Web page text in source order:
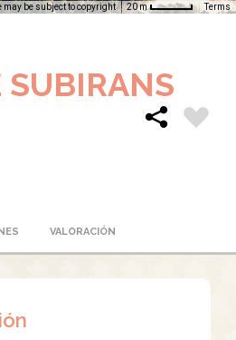
may be subject to copyright 20 m Terms
SUBIRANS
VALORACIÓN